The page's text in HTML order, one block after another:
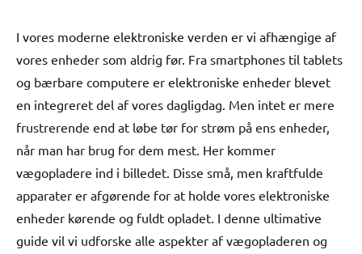
I vores moderne elektroniske verden er vi afhængige af
vores enheder som aldrig før. Fra smartphones til tablets
og bærbare computere er elektroniske enheder blevet
en integreret del af vores dagligdag. Men intet er mere
frustrerende end at løbe tør for strøm på ens enheder,
når man har brug for dem mest. Her kommer
vægopladere ind i billedet. Disse små, men kraftfulde
apparater er afgørende for at holde vores elektroniske
enheder kørende og fuldt opladet. I denne ultimative
guide vil vi udforske alle aspekter af vægopladeren og